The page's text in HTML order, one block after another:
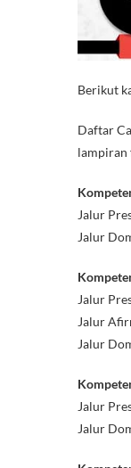
Berikut
Daftar
lampiran
Jalur
Jalur
Jalur
Jalur
Jalur
Jalur
Jalur